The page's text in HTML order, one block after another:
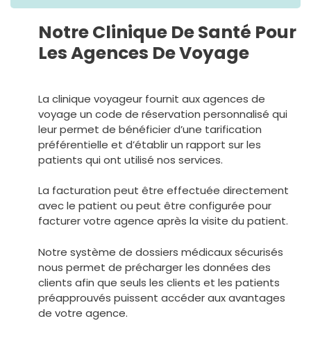
Notre Clinique De Santé Pour
Les Agences De Voyage
La clinique voyageur fournit aux agences de
voyage un code de réservation personnalisé qui
leur permet de bénéficier d’une tarification
préférentielle et d’établir un rapport sur les
patients qui ont utilisé nos services.
La facturation peut être effectuée directement
avec le patient ou peut être configurée pour
facturer votre agence après la visite du patient.
Notre système de dossiers médicaux sécurisés
nous permet de précharger les données des
clients afin que seuls les clients et les patients
préapprouvés puissent accéder aux avantages
de votre agence.